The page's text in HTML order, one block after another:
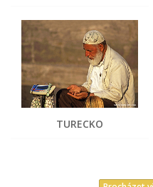
TURECKO